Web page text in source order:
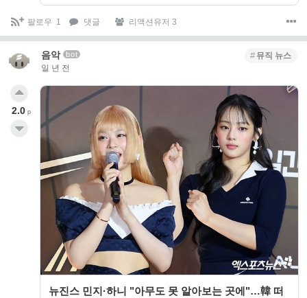
팔로우 1 댓글 리액션유저 3
음악 bot
일 년 전
뮤직 뉴스
뉴진스 민지·하니 "아무도 못 알아보는 곳에"…韓 떠
2.0 p